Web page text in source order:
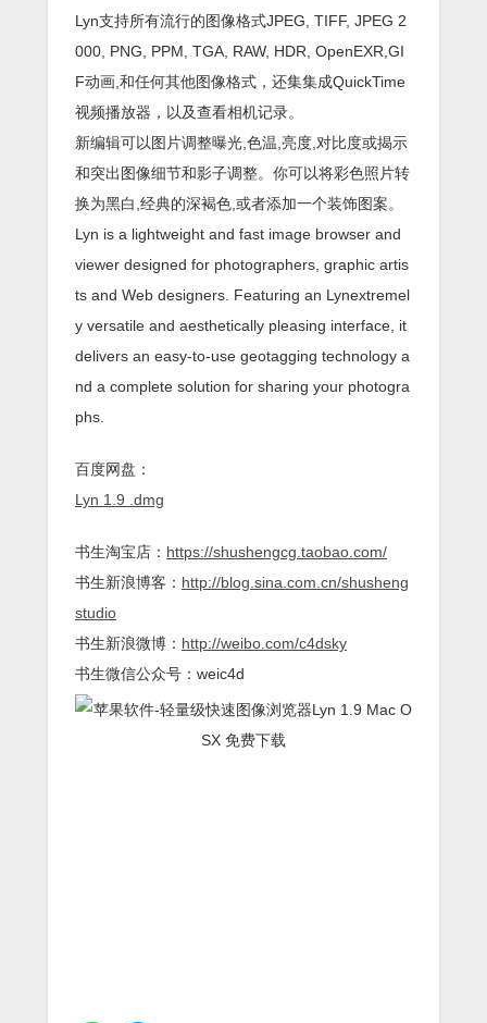
Lyn支持所有流行的图像格式JPEG, TIFF, JPEG 2
000, PNG, PPM, TGA, RAW, HDR, OpenEXR,GI
F动画,和任何其他图像格式，还集集成QuickTime
视频播放器，以及查看相机记录。
新编辑可以图片调整曝光,色温,亮度,对比度或揭示
和突出图像细节和影子调整。你可以将彩色照片转
换为黑白,经典的深褐色,或者添加一个装饰图案。
Lyn is a lightweight and fast image browser and
viewer designed for photographers, graphic artis
ts and Web designers. Featuring an Lynextremel
y versatile and aesthetically pleasing interface, it
delivers an easy-to-use geotagging technology a
nd a complete solution for sharing your photogra
phs.
百度网盘：
Lyn 1.9 .dmg
书生淘宝店： https://shushengcg.taobao.com/
书生新浪博客： http://blog.sina.com.cn/shusheng
studio
书生新浪微博： http://weibo.com/c4dsky
书生微信公众号：weic4d